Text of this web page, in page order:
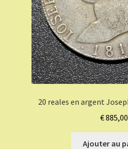
20 reales en argent
€885,00
Ajouter au